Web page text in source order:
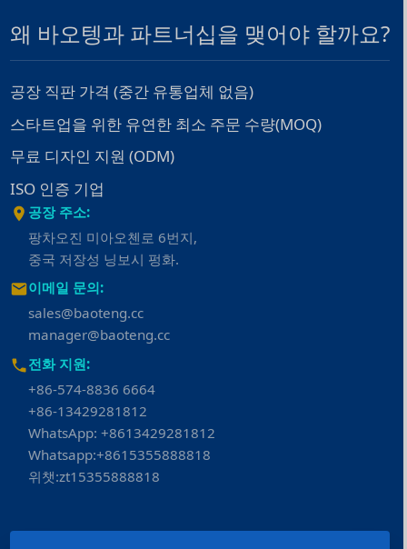
왜 바오텡과 파트너십을 맺어야 할까요?
공장 직판 가격 (중간 유통업체 없음)
스타트업을 위한 유연한 최소 주문 수량(MOQ)
무료 디자인 지원 (ODM)
ISO 인증 기업
공장 주소:
팡차오진 미아오첸로 6번지,
중국 저장성 닝보시 펑화.
이메일 문의:
sales@baoteng.cc
manager@baoteng.cc
전화 지원:
+86-574-8836 6664
+86-13429281812
WhatsApp: +8613429281812
Whatsapp:+8615355888818
위챗:zt15355888818